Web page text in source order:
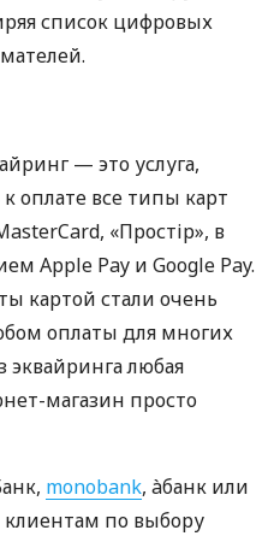
список цифровых
— это услуга,
оплате все типы карт
«Простір», в
Apple Pay и Google Pay.
картой стали очень
оплаты для многих
эквайринга любая
магазин просто
monobank, àбанк или
по выбору